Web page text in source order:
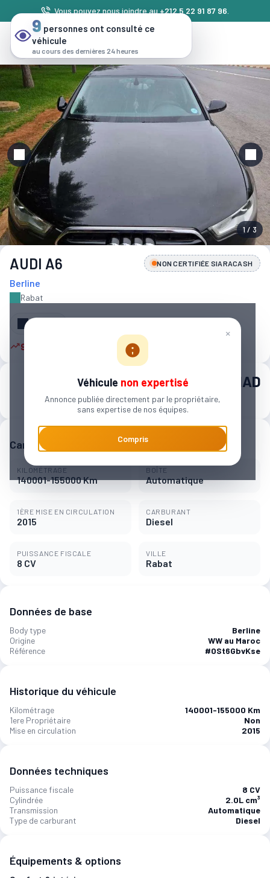
Vous pouvez nous joindre au +212 5 22 91 87 96
1 / 3
AUDI A6 NON CERTIFIÉE SIARACASH
Berline
Rabat
×
Véhicule non expertisé
Annonce publiée directement par le propriétaire,
sans expertise de nos équipes.
Compris
Partager
9 autres personnes sont intéressées
195 000 MAD
3 039 MAD / mois
Caractéristiques principales
KILOMÉTRAGE
140001-155000 Km
BOÎTE
Automatique
1ÈRE MISE EN CIRCULATION
2015
CARBURANT
Diesel
PUISSANCE FISCALE
8 CV
VILLE
Rabat
Données de base
Body type
Berline
Origine
WW au Maroc
Référence
#0St6GbvKse
Historique du véhicule
Kilométrage
140001-155000 Km
1ere Propriétaire
Non
Mise en circulation
2015
Données techniques
Puissance fiscale
8 CV
Cylindrée
2.0L cm³
Transmission
Automatique
Type de carburant
Diesel
Équipements & options
9 personnes ont consulté ce
véhicule
au cours des dernières 24 heures